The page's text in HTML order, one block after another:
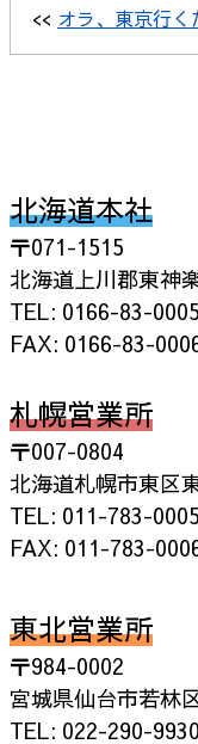
<< オラ、東京行く
北海道本社
〒071-1515
北海道上川郡東神
TEL: 0166-83-0005
FAX: 0166-83-
札幌営業所
〒007-0804
北海道札幌市東区
TEL: 011-783-0005
FAX: 011-783-
東北営業所
〒984-0002
宮城県仙台市若林
TEL: 022-290-9930